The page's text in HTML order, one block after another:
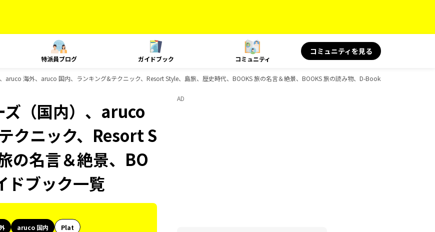
特派員ブログ ガイドブック コミュニティ
コミュニティを見る
aruco 海外、aruco 国内、ランキング&テクニック、Resort Style、島旅、歴史時代、BOOKS 旅の名言＆絶景、BOOKS 旅の読み物、D-Booksのガイドブック一
（国内）、aruco
クニック、Resort S
の名言＆絶景、BO
ドブック一覧
aruco 国内
Plat
AD